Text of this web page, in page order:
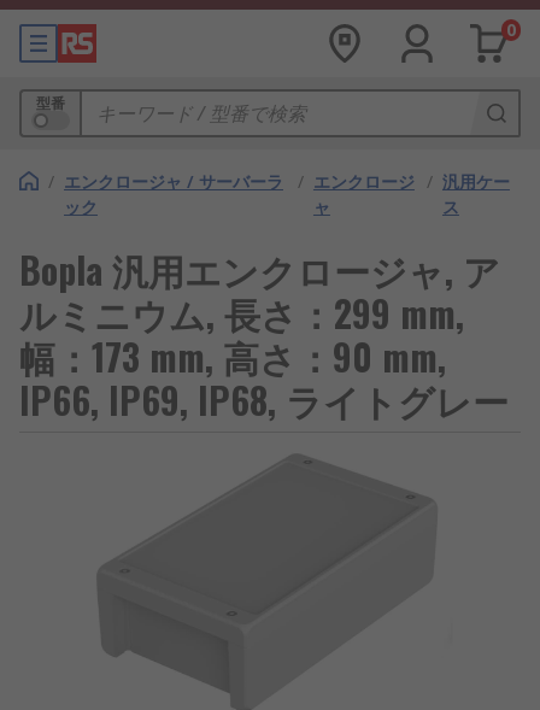
0
型番
/ エンクロージャ / サーバーラ
ック
/ エンクロージ
ャ
/ 汎用ケー
ス
Bopla 汎用エンクロージャ, ア
ルミニウム, 長さ：299 mm,
幅：173 mm, 高さ：90 mm,
IP66, IP69, IP68, ライトグレー